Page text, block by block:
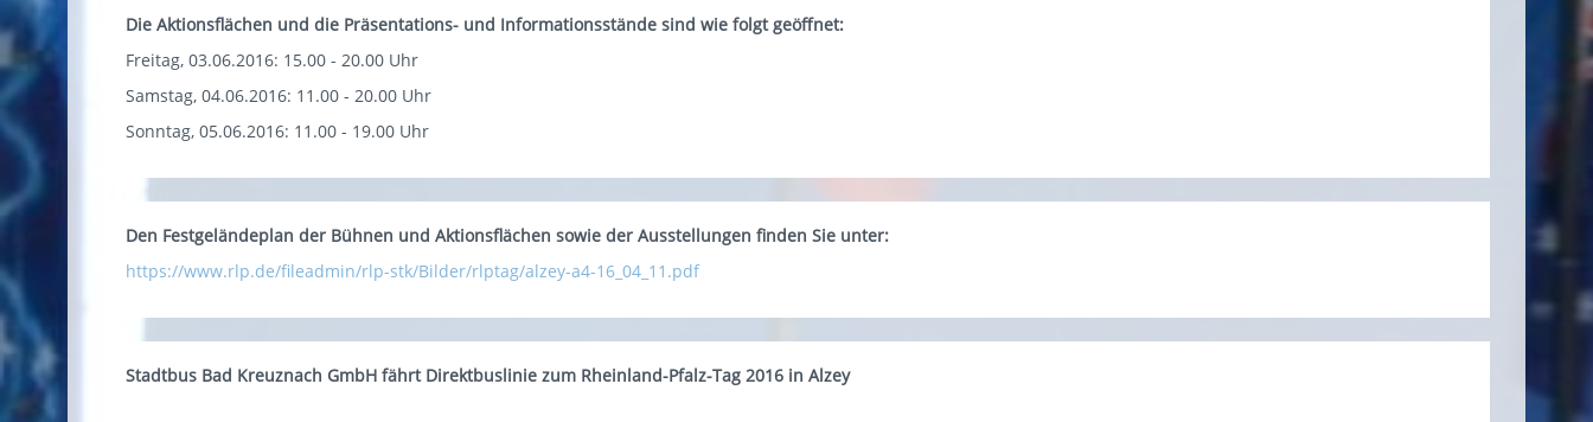
Die Aktionsflächen und die Präsentations- und Informationsstände sind wie folgt geöffnet:
Freitag, 03.06.2016: 15.00 - 20.00 Uhr
Samstag, 04.06.2016: 11.00 - 20.00 Uhr
Sonntag, 05.06.2016: 11.00 - 19.00 Uhr
Den Festgeländeplan der Bühnen und Aktionsflächen sowie der Ausstellungen finden Sie unter:
https://www.rlp.de/fileadmin/rlp-stk/Bilder/rlptag/alzey-a4-16_04_11.pdf
Stadtbus Bad Kreuznach GmbH fährt Direktbuslinie zum Rheinland-Pfalz-Tag 2016 in Alzey